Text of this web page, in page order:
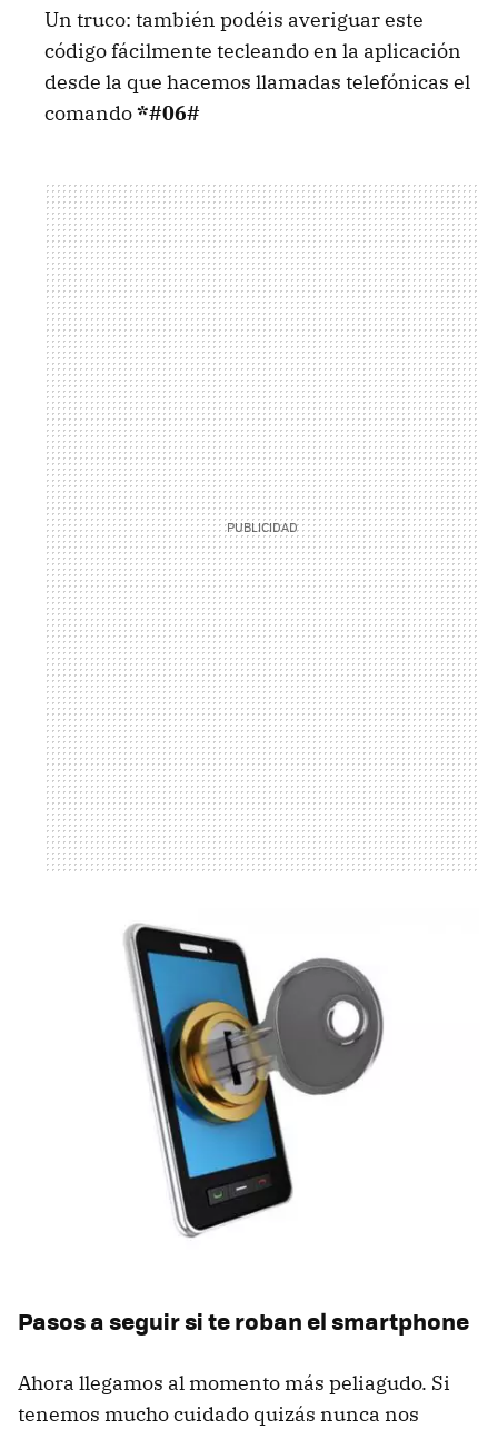
Un truco: también podéis averiguar este
código fácilmente tecleando en la aplicación
desde la que hacemos llamadas telefónicas el
comando*#06#
Pasos a seguir si te roban el smartphone
Ahora llegamos al momento más peliagudo. Si
tenemos mucho cuidado quizás nunca nos